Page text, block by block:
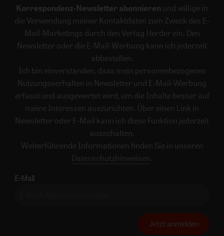
Korrespondenz-Newsletter abonnieren und willige in
die Verwendung meiner Kontaktdaten zum Zweck des E-
Mail-Marketings durch den Verlag Herder ein. Den
Newsletter oder die E-Mail-Werbung kann ich jederzeit
abbestellen.
Ich bin einverstanden, dass mein personenbezogenes
Nutzungsverhalten in Newsletter und E-Mail-Werbung
erfasst und ausgewertet wird, um die Inhalte besser auf
meine Interessen auszurichten. Über einen Link in
Newsletter oder E-Mail kann ich diese Funktion jederzeit
ausschalten.
Weiterführende Informationen finden Sie in unseren
Datenschutzhinweisen .
E-Mail
Jetzt anmelden